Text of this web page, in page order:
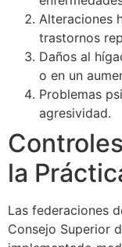
Alteraciones
trastornos
Daños al
o en un
Problemas
agresividad.
la
Las federaciones
Consejo Superior